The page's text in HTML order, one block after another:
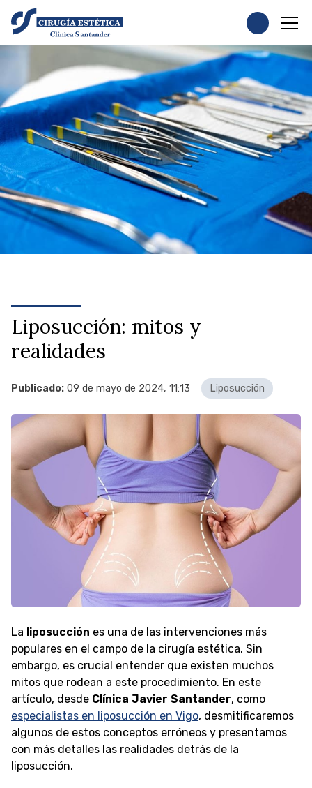
Liposucción: mitos y
realidades
Publicado: 09 de mayo de 2024, 11:13 Liposucción
La liposucción es una de las intervenciones más
populares en el campo de la cirugía estética. Sin
embargo, es crucial entender que existen muchos
mitos que rodean a este procedimiento. En este
artículo, desde Clínica Javier Santander, como
especialistas en liposucción en Vigo, desmitificaremos
algunos de estos conceptos erróneos y presentamos
con más detalles las realidades detrás de la
liposucción.